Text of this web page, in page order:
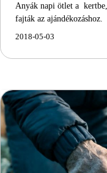
Anyák napi ötlet a
fajták az
2018-05-03